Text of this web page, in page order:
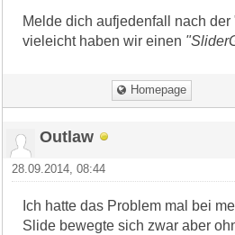
Melde dich aufjedenfall nach
vieleicht haben wir einen
Homepage
Outlaw
28.09.2014, 08:44
Ich hatte das Problem mal bei
Slide bewegte sich zwar aber